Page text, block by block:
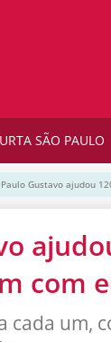
SÃO PAULO
Gustavo ajudou
com
cada um,